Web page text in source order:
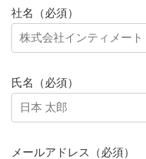
社名（必須）
氏名（必須）
メールアドレス（必須）